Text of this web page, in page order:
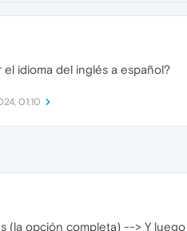
idioma del inglés a español?
01:10
(la opción completa) --> Y